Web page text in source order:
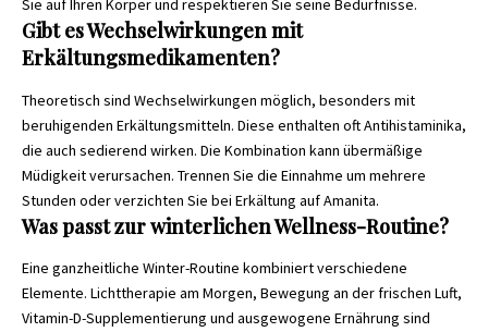
Sie auf Ihren Körper und respektieren Sie seine Bedürfnisse.
Gibt es Wechselwirkungen mit
Erkältungsmedikamenten?
Theoretisch sind Wechselwirkungen möglich, besonders mit
beruhigenden Erkältungsmitteln. Diese enthalten oft Antihistaminika,
die auch sedierend wirken. Die Kombination kann übermäßige
Müdigkeit verursachen. Trennen Sie die Einnahme um mehrere
Stunden oder verzichten Sie bei Erkältung auf Amanita.
Was passt zur winterlichen Wellness-Routine?
Eine ganzheitliche Winter-Routine kombiniert verschiedene
Elemente. Lichttherapie am Morgen, Bewegung an der frischen Luft,
Vitamin-D-Supplementierung und ausgewogene Ernährung sind